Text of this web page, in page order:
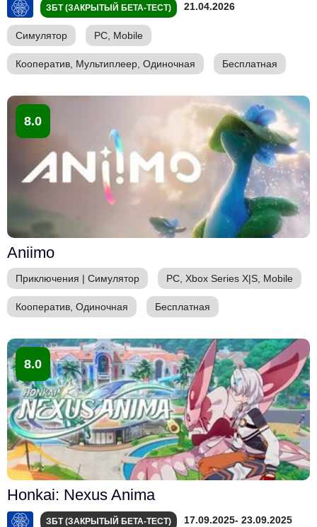
ЗБТ (ЗАКРЫТЫЙ БЕТА-ТЕСТ) 21.04.2026
Симулятор PC, Mobile
Кооператив, Мультиплеер, Одиночная Бесплатная
8.0
Aniimo
Приключения | Симулятор PC, Xbox Series X|S, Mobile
Кооператив, Одиночная Бесплатная
8.0
Honkai: Nexus Anima
ЗБТ (ЗАКРЫТЫЙ БЕТА-ТЕСТ) 17.09.2025- 23.09.2025